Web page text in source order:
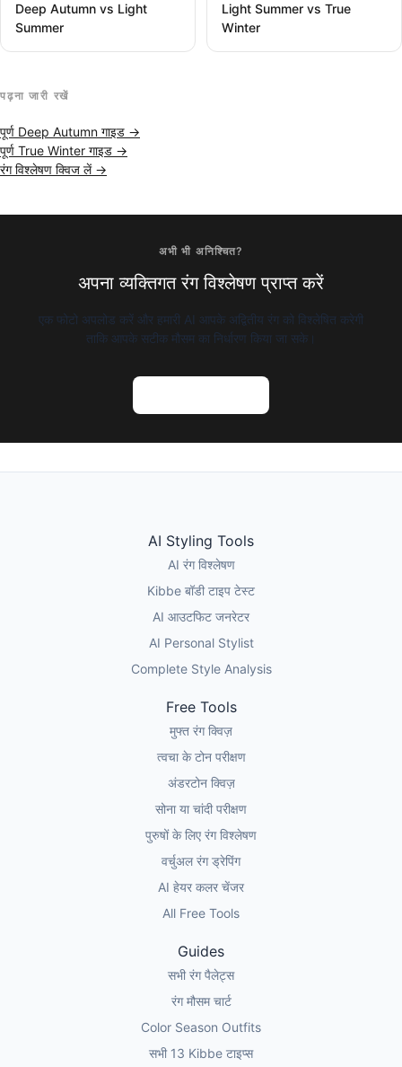
Deep Autumn vs Light
Summer
Light Summer vs True
Winter
पढ़ना जारी रखें
पूर्ण Deep Autumn गाइड →
पूर्ण True Winter गाइड →
रंग विश्लेषण क्विज लें →
अभी भी अनिश्चित?
अपना व्यक्तिगत रंग विश्लेषण प्राप्त करें
एक फोटो अपलोड करें और हमारी AI आपके अद्वितीय रंग को विश्लेषित करेगी
ताकि आपके सटीक मौसम का निर्धारण किया जा सके।
AI Styling Tools
AI रंग विश्लेषण
Kibbe बॉडी टाइप टेस्ट
AI आउटफिट जनरेटर
AI Personal Stylist
Complete Style Analysis
Free Tools
मुफ्त रंग क्विज़
त्वचा के टोन परीक्षण
अंडरटोन क्विज़
सोना या चांदी परीक्षण
पुरुषों के लिए रंग विश्लेषण
वर्चुअल रंग ड्रेपिंग
AI हेयर कलर चेंजर
All Free Tools
Guides
सभी रंग पैलेट्स
रंग मौसम चार्ट
Color Season Outfits
सभी 13 Kibbe टाइप्स